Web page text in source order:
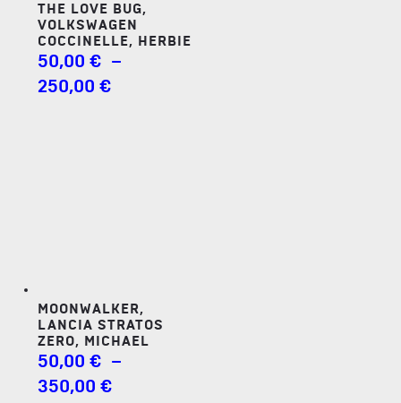
THE LOVE BUG,
VOLKSWAGEN
COCCINELLE, HERBIE
50,00 € –
250,00 €PLAGE
MOONWALKER,
LANCIA STRATOS
ZERO, MICHAEL
50,00 € –
350,00 €PLAGE